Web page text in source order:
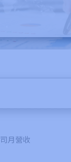
月營收